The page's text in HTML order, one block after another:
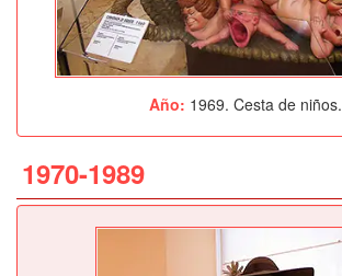
Año: 1969. Cesta de niños.
1970-1989